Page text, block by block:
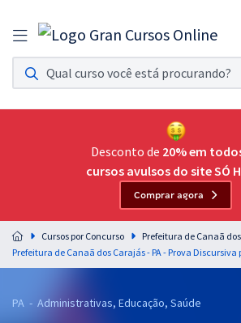
Assinatura Ilimitada 11
Acesso a todos os cursos. Teste grátis por 7 dias!
Assinatura OAB Até Passar
Acesso ilimitado a toda preparação para o Exame da
Residências Multiprofissionais
Preparação completa e intensiva para as principais
residências em saúde do Brasil
Desconto de 20% em
cursos avulsos do site SÓ
Comprar agora
Cursos por Concurso
Prefeitura de Canaã
PA - Administrativas, Educação, Saúde